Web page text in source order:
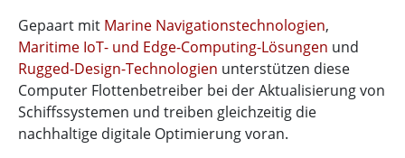
Gepaart mit Marine Navigationstechnologien,
Maritime IoT- und Edge-Computing-Lösungen und
Rugged-Design-Technologien unterstützen diese
Computer Flottenbetreiber bei der Aktualisierung von
Schiffssystemen und treiben gleichzeitig die
nachhaltige digitale Optimierung voran.